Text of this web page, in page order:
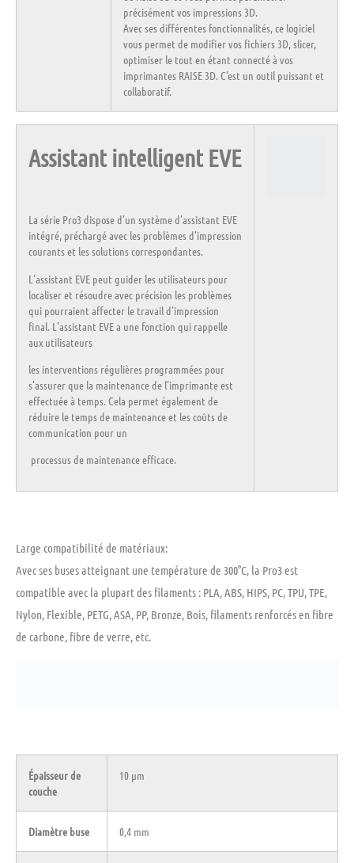
précisément vos impressions 3D.
Avec ses différentes fonctionnalités, ce logiciel
vous permet de modifier vos fichiers 3D, slicer,
optimiser le tout en étant connecté à vos
imprimantes RAISE 3D. C’est un outil puissant et
collaboratif.
Assistant intelligent EVE
La série Pro3 dispose d’un système d’assistant EVE
intégré, préchargé avec les problèmes d’impression
courants et les solutions correspondantes.
L’assistant EVE peut guider les utilisateurs pour
localiser et résoudre avec précision les problèmes
qui pourraient affecter le travail d’impression
final. L’assistant EVE a une fonction qui rappelle
aux utilisateurs
les interventions régulières programmées pour
s’assurer que la maintenance de l’imprimante est
effectuée à temps. Cela permet également de
réduire le temps de maintenance et les coûts de
communication pour un
processus de maintenance efficace.
Large compatibilité de matériaux:
Avec ses busesatteignant une température de 300°C, la Pro3 est
compatible avec la plupart des filaments : PLA, ABS, HIPS, PC, TPU, TPE,
Nylon, Flexible, PETG, ASA, PP, Bronze, Bois, filaments renforcés en fibre
de carbone, fibre de verre, etc.
Épaisseur de
couche
10 µm
Diamètre buse 0,4 mm